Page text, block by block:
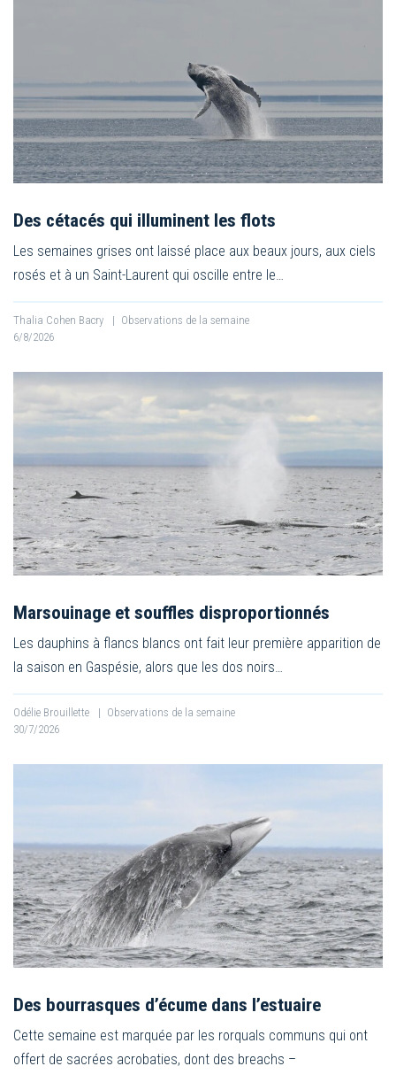
Des cétacés qui illuminent les flots
Les semaines grises ont laissé place aux beaux jours, aux ciels
rosés et à un Saint-Laurent qui oscille entre le…
Thalia Cohen Bacry | Observations de la semaine
6/8/2026
Marsouinage et souffles disproportionnés
Les dauphins à flancs blancs ont fait leur première apparition de
la saison en Gaspésie, alors que les dos noirs…
Odélie Brouillette | Observations de la semaine
30/7/2026
Des bourrasques d’écume dans l’estuaire
Cette semaine est marquée par les rorquals communs qui ont
offert de sacrées acrobaties, dont des breachs –